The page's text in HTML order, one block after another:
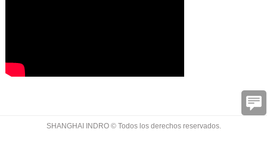
SHANGHAI INDRO © Todos los derechos reservados.